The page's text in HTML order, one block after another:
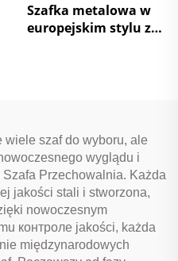
Szafka metalowa w
europejskim stylu z
wiele szaf do wyboru, ale
wyglądu i
Przechowalnia. Każda
jakości stali i stworzona,
nowoczesnym
контроле jakości, każda
międzynarodowych